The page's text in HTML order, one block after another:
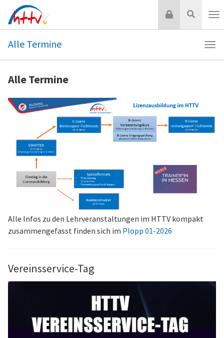
Inhalt
springen
Suche
Login
Alle
Alle Termine
Alle Termine
Alle Infos zu den Lehrveranstaltungen im HTTV kompakt
zusammengefasst finden sich im Plopp 01-2026
Vereinsservice-Tag